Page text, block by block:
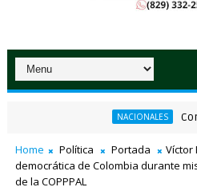
NACIONALES
afectados por
Home Política Portada
Víctor
democrática de Colombia durante
de la COPPPAL